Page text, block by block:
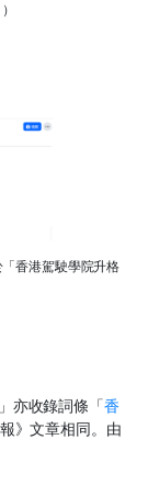
香港駕駛學院升格
亦收錄詞條「香
》文章相同。由